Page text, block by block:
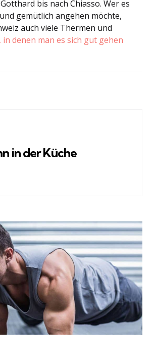
bis nach Chiasso. Wer es
gemütlich angehen möchte,
auch viele Thermen und
denen man es sich gut gehen
in der Küche